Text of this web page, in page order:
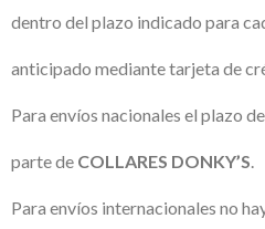
dentro del plazo indicado para
anticipado mediante tarjeta de
Para envíos nacionales el plazo
parte de COLLARES DONKY’S.
Para envíos internacionales no